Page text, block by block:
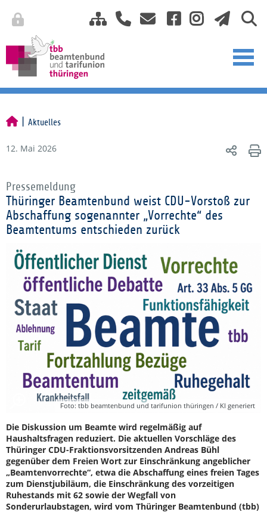
Aktuelles
12. Mai 2026
Pressemeldung
Thüringer Beamtenbund weist CDU-Vorstoß zur
Abschaffung sogenannter „Vorrechte“ des
Beamtentums entschieden zurück
Foto: tbb beamtenbund und tarifunion thüringen / KI generiert
Die Diskussion um Beamte wird regelmäßig auf
Haushaltsfragen reduziert. Die aktuellen Vorschläge des
Thüringer CDU-Fraktionsvorsitzenden Andreas Bühl
gegenüber dem Freien Wort zur Einschränkung angeblicher
„Beamtenvorrechte“, etwa die Abschaffung eines freien Tages
zum Dienstjubiläum, die Einschränkung des vorzeitigen
Ruhestands mit 62 sowie der Wegfall von
Sonderurlaubstagen, wird vom Thüringer Beamtenbund (tbb)